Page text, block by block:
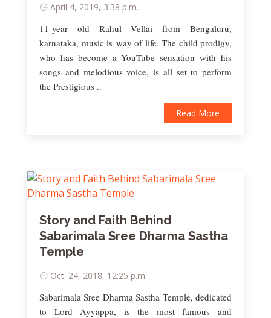
April 4, 2019, 3:38 p.m.
11-year old Rahul Vellai from Bengaluru,
karnataka, music is way of life. The child prodigy,
who has become a YouTube sensation with his
songs and melodious voice, is all set to perform
the Prestigious ..
Read More
Story and Faith Behind
Sabarimala Sree Dharma Sastha
Temple
Oct. 24, 2018, 12:25 p.m.
Sabarimala Sree Dharma Sastha Temple, dedicated
to Lord Ayyappa, is the most famous and